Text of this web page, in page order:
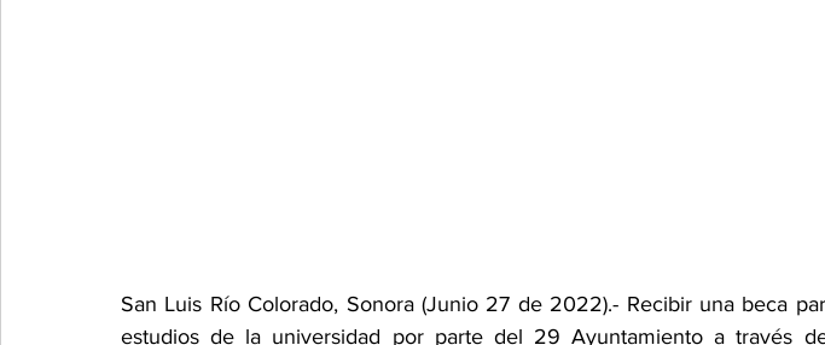
San Luis Río Colorado, Sonora (Junio 27 de 2022).- Recibir una beca
estudios de la universidad por parte del 29 Ayuntamiento a través